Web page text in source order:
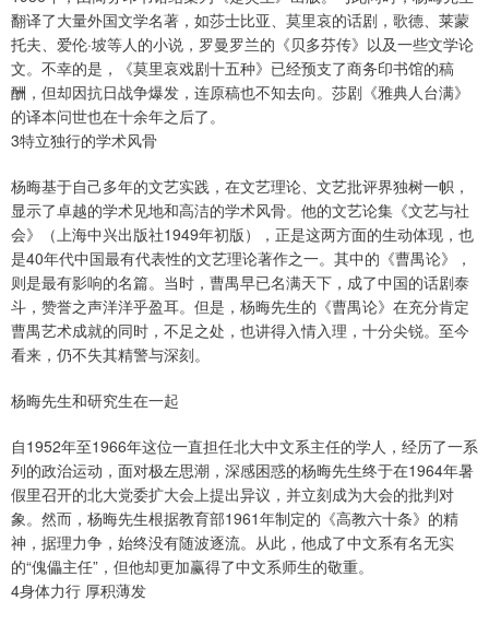
翻译了大量外国文学名著，如莎士比亚、莫里哀的话剧，歌德、莱蒙
托夫、爱伦·坡等人的小说，罗曼罗兰的《贝多芬传》以及一些文学论
文。不幸的是，《莫里哀戏剧十五种》已经预支了商务印书馆的稿
酬，但却因抗日战争爆发，连原稿也不知去向。莎剧《雅典人台满》
的译本问世也在十余年之后了。
3特立独行的学术风骨
杨晦基于自己多年的文艺实践，在文艺理论、文艺批评界独树一帜，
显示了卓越的学术见地和高洁的学术风骨。他的文艺论集《文艺与社
会》（上海中兴出版社1949年初版），正是这两方面的生动体现，也
是40年代中国最有代表性的文艺理论著作之一。其中的《曹禺论》，
则是最有影响的名篇。当时，曹禺早已名满天下，成了中国的话剧泰
斗，赞誉之声洋洋乎盈耳。但是，杨晦先生的《曹禺论》在充分肯定
曹禺艺术成就的同时，不足之处，也讲得入情入理，十分尖锐。至今
看来，仍不失其精警与深刻。
杨晦先生和研究生在一起
自1952年至1966年这位一直担任北大中文系主任的学人，经历了一系
列的政治运动，面对极左思潮，深感困惑的杨晦先生终于在1964年暑
假里召开的北大党委扩大会上提出异议，并立刻成为大会的批判对
象。然而，杨晦先生根据教育部1961年制定的《高教六十条》的精
神，据理力争，始终没有随波逐流。从此，他成了中文系有名无实
的“傀儡主任”，但他却更加赢得了中文系师生的敬重。
4身体力行 厚积薄发